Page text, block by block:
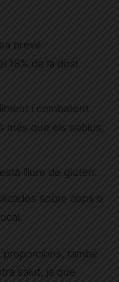
prevé
18% de la dosi
i combatent
més que els nabius,
lliure de gluten.
sobre cops o
proporcions, també
salut, ja que